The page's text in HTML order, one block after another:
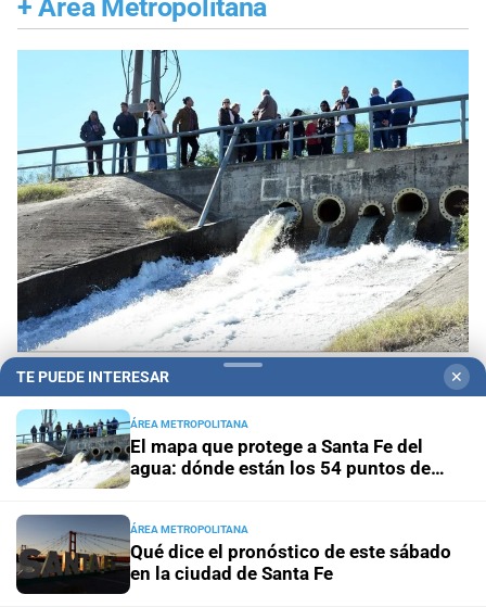
+ Área Metropolitana
Ante el fenómeno de El Niño
El mapa que protege
a Santa Fe del agua: dónde están los 54 puntos
de bombeo
ClimaQué dice el pronóstico de este sábado en la ciudad
de Santa Fe
Gestión de RiesgoFenómeno El Niño: así es el portal
informativo que lanzó la ciudad de Santa Fe
TE PUEDE INTERESAR ✕
ÁREA METROPOLITANA
El mapa que protege a Santa Fe del
agua: dónde están los 54 puntos de
ÁREA METROPOLITANA
Qué dice el pronóstico de este sábado
en la ciudad de Santa Fe